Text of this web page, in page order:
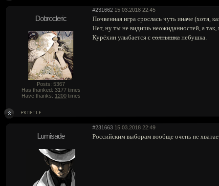
#231662 15.03.2018 22:45
Dobrocleric
Posts: 5367
Has thanked: 3177times
Have thanks: 1200times
Почвенная игра срослась чуть иначе (хотя,
Нет, ну ты не видишь неожиданностей, а
Курёхин улыбается с солнышка небушка.
#231663 15.03.2018 22:49
Lumisade Российским выборам вообще очень не